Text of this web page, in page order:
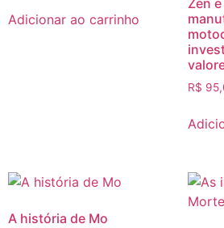
Adicionar ao carrinho
Zen
R$
A história de Mo